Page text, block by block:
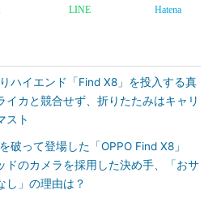
LINE Hatena
ハイエンド「Find X8」を投入する真
カと競合せず、折りたたみはキャリ
スト
破って登場した「OPPO Find X8」
ドのカメラを採用した決め手、「おサ
し」の理由は？